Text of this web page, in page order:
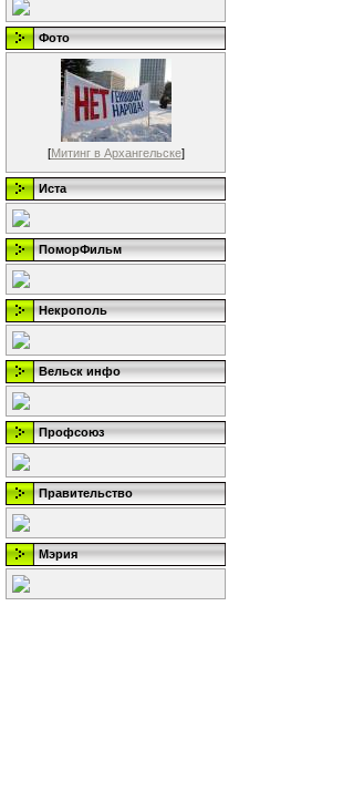
Фото
[Митинг в Архангельске]
Иста
ПоморФильм
Некрополь
Вельск инфо
Профсоюз
Правительство
Мэрия